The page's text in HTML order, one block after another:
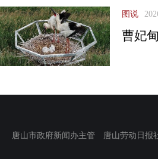
图说
曹妃
唐山市政府新闻办主管 唐山劳动日报